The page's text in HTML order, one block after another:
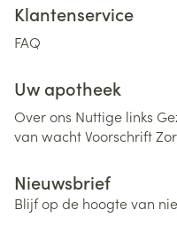
Klantenservice
FAQ
Uw apotheek
Over ons Nuttige links
van wachtVoorschrift
Nieuwsbrief
Blijf op de hoogte van